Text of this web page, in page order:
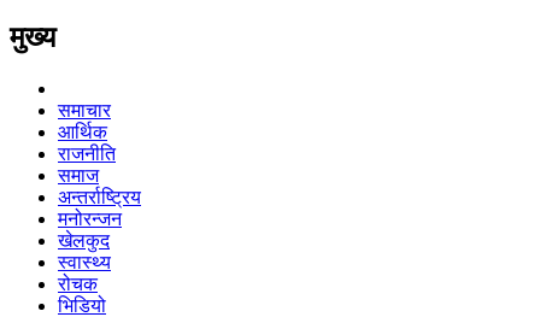
मुख्य
समाचार
आर्थिक
राजनीति
समाज
अन्तर्राष्ट्रिय
मनोरन्जन
खेलकुद
स्वास्थ्य
रोचक
भिडियो